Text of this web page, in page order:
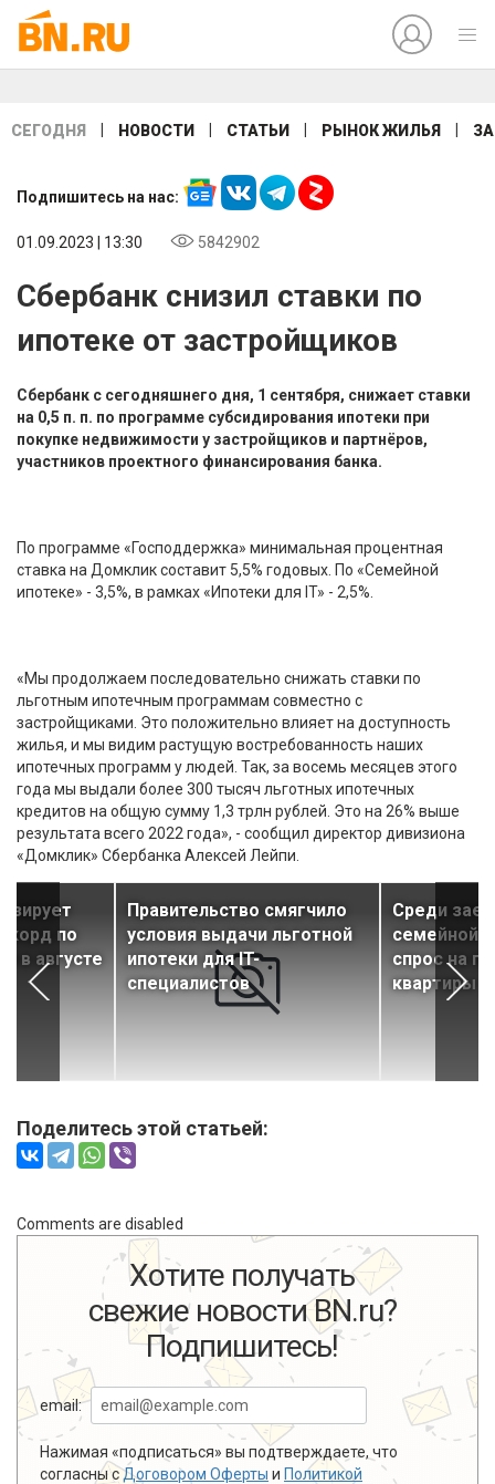
СЕГОДНЯ НОВОСТИ СТАТЬИ РЫНОК ЖИЛЬЯ
Подпишитесь на нас:
01.09.2023 | 13:30 5842902
Сбербанк снизил ставки по
ипотеке от застройщиков
Сбербанк с сегодняшнего дня, 1 сентября, снижает ставки
на 0,5 п. п. по программе субсидирования ипотеки при
покупке недвижимости у застройщиков и партнёров,
участников проектного финансирования банка.
По программе «Господдержка» минимальная процентная
ставка на Домклик составит 5,5% годовых. По «Семейной
ипотеке» - 3,5%, в рамках «Ипотеки для IT» - 2,5%.
«Мы продолжаем последовательно снижать ставки по
льготным ипотечным программам совместно с
застройщиками. Это положительно влияет на доступность
жилья, и мы видим растущую востребованность наших
ипотечных программ у людей. Так, за восемь месяцев этого
года мы выдали более 300 тысяч льготных ипотечных
кредитов на общую сумму 1,3 трлн рублей. Это на 26% выше
результата всего 2022 года», - сообщил директор дивизиона
«Домклик» Сбербанка Алексей Лейпи.
по
в августе
Правительство смягчило
условия выдачи льготной
ипотеки для IT-
специалистов
Среди
семейной
спрос на
квартиры
Поделитесь этой статьей:
Comments are disabled
Хотите получать
свежие новости BN.ru?
Подпишитесь!
email:
Нажимая «подписаться» вы подтверждаете, что
согласны сДоговором Оферты и Политикой